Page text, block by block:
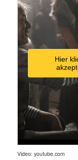
Hier
Video: youtube.com